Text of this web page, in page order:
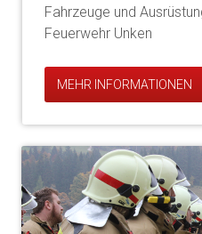
Fahrzeuge und
Feuerwehr Unken
MEHR INFORMATIONEN